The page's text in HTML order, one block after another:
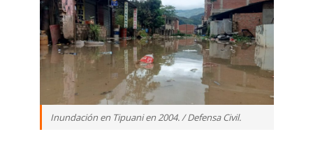
Inundación en Tipuani en 2004. / Defensa Civil.